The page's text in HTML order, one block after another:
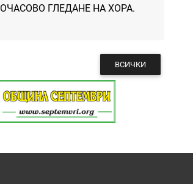
ГЛЕДАНЕ НА ХОРА.
ВСИЧКИ